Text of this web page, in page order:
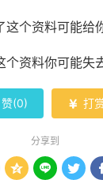
个资料可能给
资料你可能失
赞(0)  打
分享到
  